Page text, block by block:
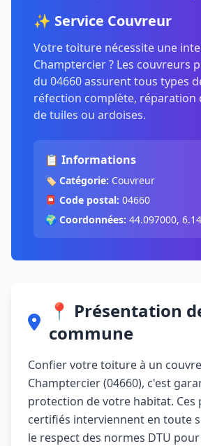
✨ Service Couvreur
Votre toiture nécessite une
Champtercier ? Les couvreurs
du 04660 assurent tous types
réfection complète, réparation
de tuiles ou ardoises.
📋 Informations
🏷️ Catégorie: Couvreur
📮 Code postal: 04660
🌍 Coordonnées: 44.097000,
📍 Présentation
commune
Confier votre toiture à un
Champtercier (04660), c'est
protection de votre habitat. Ces
certifiés interviennent en toute
le respect des normes DTU